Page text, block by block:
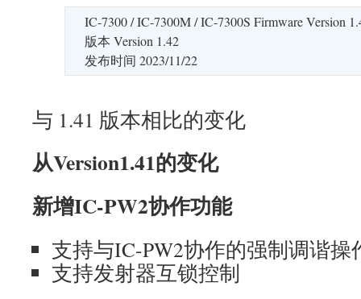
IC-7300 / IC-7300M / IC-7300S Firmware Version
版本 Version 1.42
发布时间 2023/11/22
与 1.41 版本相比的变化
从Version1.41的变化
新增IC-PW2协作功能
支持与IC-PW2协作的强制调谐操
支持发射器互锁控制